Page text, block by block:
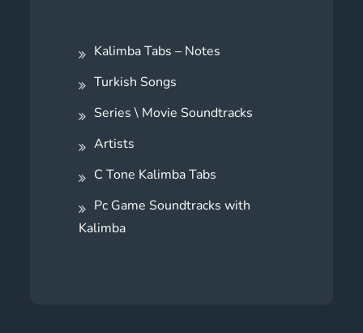
Kalimba Tabs – Notes
Turkish Songs
Series \ Movie Soundtracks
Artists
C Tone Kalimba Tabs
Pc Game Soundtracks with
Kalimba